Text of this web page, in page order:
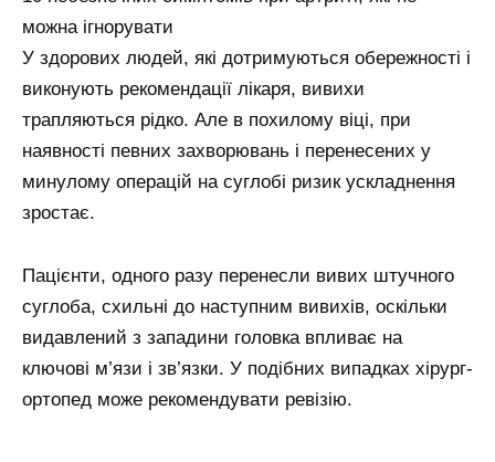
можна ігнорувати
У здорових людей, які дотримуються обережності і
виконують рекомендації лікаря, вивихи
трапляються рідко. Але в похилому віці, при
наявності певних захворювань і перенесених у
минулому операцій на суглобі ризик ускладнення
зростає.
Пацієнти, одного разу перенесли вивих штучного
суглоба, схильні до наступним вивихів, оскільки
видавлений з западини головка впливає на
ключові м’язи і зв’язки. У подібних випадках хірург-
ортопед може рекомендувати ревізію.